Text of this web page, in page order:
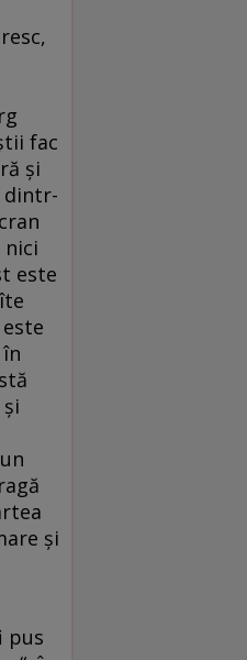
fac
și
dintr-
nici
este
și
pus